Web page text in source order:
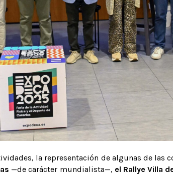
la representación de algunas de las
—de carácter mundialista—, el Rallye Villa